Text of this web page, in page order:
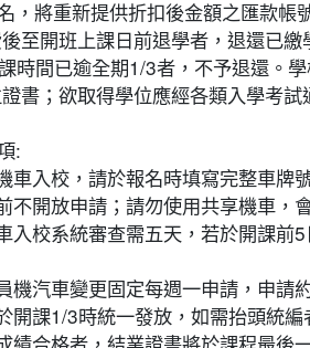
，將重新提供折扣後金額之匯款
至開班上課日前退學者，退還已
時間已逾全期1/3者，不予退還。
書；欲取得學位應經各類入學考試
:
車入校，請於報名時填寫完整車牌
不開放申請；請勿使用共享機車，
入校系統審查需五天，若於開課前
機汽車變更固定每週一申請，申請
開課1/3時統一發放，如需抬頭統編